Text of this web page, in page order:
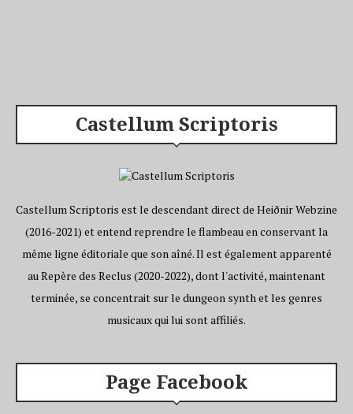
Castellum Scriptoris
Castellum Scriptoris est le descendant direct de Heiðnir Webzine
(2016-2021) et entend reprendre le flambeau en conservant la
même ligne éditoriale que son aîné. Il est également apparenté
au Repère des Reclus (2020-2022), dont l'activité, maintenant
terminée, se concentrait sur le dungeon synth et les genres
musicaux qui lui sont affiliés.
Page Facebook